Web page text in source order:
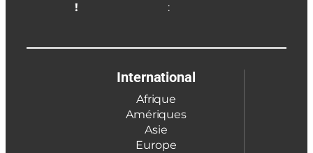
!
:
International
Afrique
Amériques
Asie
Europe